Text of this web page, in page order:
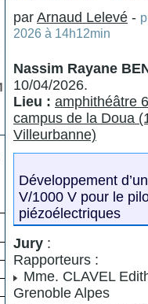
par Arnaud Lelevé -
2026 à 14h12min
Nassim Rayane
10/04/2026.
Lieu : amphithéâtre
campus de la Doua
Villeurbanne)
Développement
V/1000 V pour le
piézoélectriques
Jury :
Rapporteurs :
Mme. CLAVEL
Grenoble Alpes